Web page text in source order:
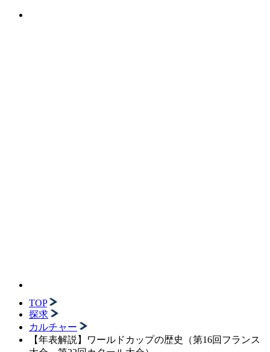
TOP
探求
カルチャー
【年表解説】ワールドカップの歴史（第16回フランス